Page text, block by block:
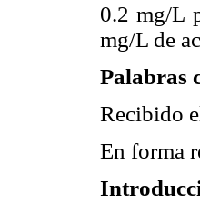
0.2 mg/L
mg/L de
Palabras
Recibido
En forma